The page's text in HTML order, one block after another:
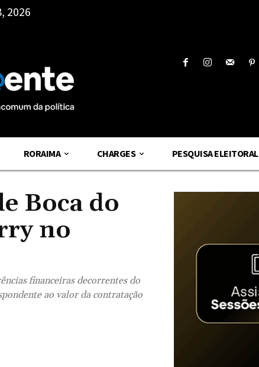
2026
RORAIMA CHARGES PESQUISA ELEITORAL
Boca do
no
financeiras decorrentes do
ao valor da contratação